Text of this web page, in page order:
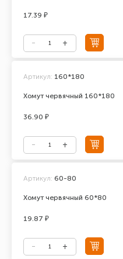
17.39 ₽
Хомут червячный 160*180
Артикул: 160*180
36.90 ₽
Хомут червячный 60*80
Артикул: 60-80
19.87 ₽